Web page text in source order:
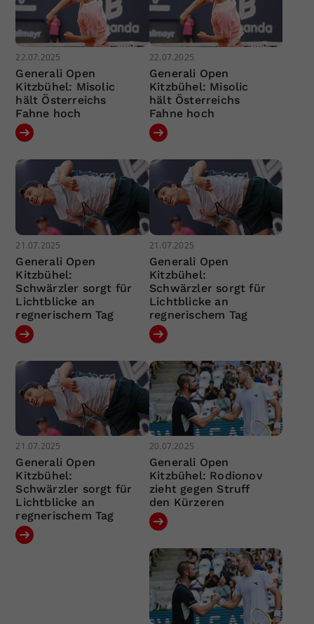
22.07.2025
Generali Open
Kitzbühel: Misolic
hält Österreichs
Fahne hoch
22.07.2025
Generali Open
Kitzbühel: Misolic
hält Österreichs
Fahne hoch
21.07.2025
Generali Open
Kitzbühel:
Schwärzler sorgt für
Lichtblicke an
regnerischem Tag
21.07.2025
Generali Open
Kitzbühel:
Schwärzler sorgt für
Lichtblicke an
regnerischem Tag
21.07.2025
Generali Open
Kitzbühel:
Schwärzler sorgt für
Lichtblicke an
regnerischem Tag
20.07.2025
Generali Open
Kitzbühel: Rodionov
zieht gegen Struff
den Kürzeren